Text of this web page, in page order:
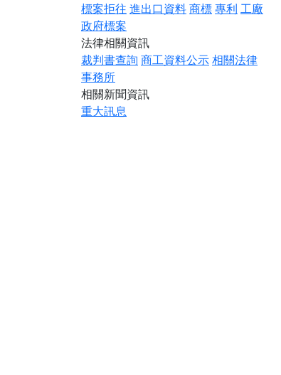
標案拒往 進出口資料商標專利 工廠
政府標案
法律相關資訊
裁判書查詢 商工資料公示相關法律
事務所
相關新聞資訊
重大訊息